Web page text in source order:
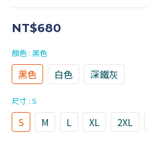
NT$680
顏色 : 黑色
黑色 白色 深鐵灰
尺寸 : S
S M L XL 2XL